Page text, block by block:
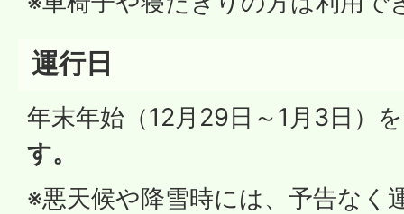
運行日
年末年始（12月29日～1月3日）
す。
※悪天候や降雪時には、予告なく